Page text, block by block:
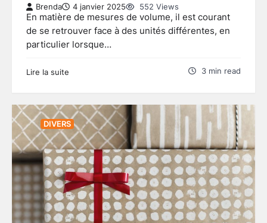
Brenda 4 janvier 2025 552 Views
En matière de mesures de volume, il est courant
de se retrouver face à des unités différentes, en
particulier lorsque…
Lire la suite 3 min read
DIVERS